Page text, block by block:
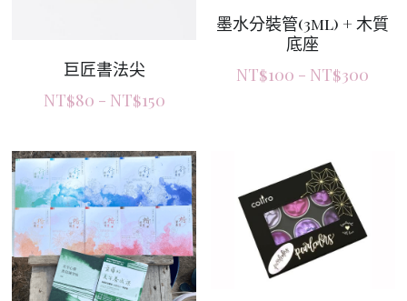
巨匠書法尖
NT$80 - NT$150
墨水分裝管(3ml) + 木質
底座
NT$100 - NT$300